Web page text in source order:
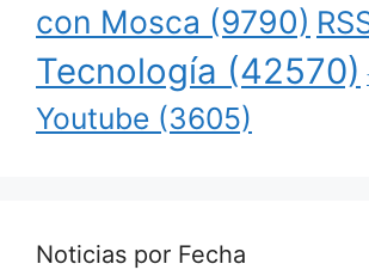
con Mosca (9790)
Tecnología (42570)
Youtube (3605)
Noticias por Fecha